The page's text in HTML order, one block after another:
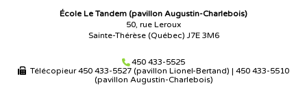
École Le Tandem (pavillon Augustin-Charlebois)
50, rue Leroux
Sainte-Thérèse (Québec) J7E 3M6
450 433-5525
Télécopieur450 433-5527 (pavillon Lionel-Bertand) | 450 433-5510
(pavillon Augustin-Charlebois)